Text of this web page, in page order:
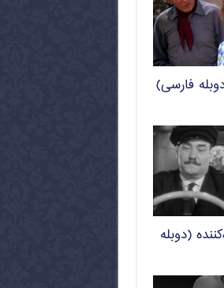
فارسی)
(دوبله